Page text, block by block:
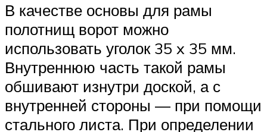
В качестве основы для рамы
полотнищ ворот можно
использовать уголок 35 x 35 мм.
Внутреннюю часть такой рамы
обшивают изнутри доской, а с
внутренней стороны — при помощи
стального листа. При определении